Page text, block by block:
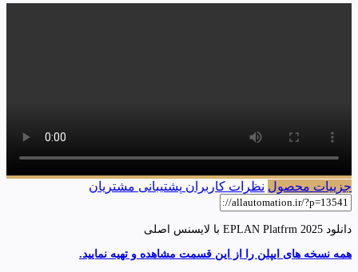
جزییات محصول نظرات کاربران پشتیبانی مشتریان
دانلود EPLAN Platfrm 2025 با لایسنس اصلی
همه نسخه های ایپلن را از این قسمت مشاهده و تهیه نمایید.